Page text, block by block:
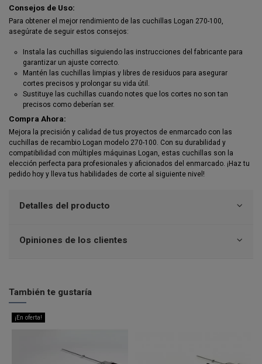
Consejos de Uso:
Para obtener el mejor rendimiento de las cuchillas Logan 270-100,
asegúrate de seguir estos consejos:
Instala las cuchillas siguiendo las instrucciones del fabricante para
garantizar un ajuste correcto.
Mantén las cuchillas limpias y libres de residuos para asegurar
cortes precisos y prolongar su vida útil.
Sustituye las cuchillas cuando notes que los cortes no son tan
precisos como deberían ser.
Compra Ahora:
Mejora la precisión y calidad de tus proyectos de enmarcado con las
cuchillas de recambio Logan modelo 270-100. Con su durabilidad y
compatibilidad con múltiples máquinas Logan, estas cuchillas son la
elección perfecta para profesionales y aficionados del enmarcado. ¡Haz tu
pedido hoy y lleva tus habilidades de corte al siguiente nivel!
Detalles del producto
Opiniones de los clientes
También te gustaría
¡En oferta!